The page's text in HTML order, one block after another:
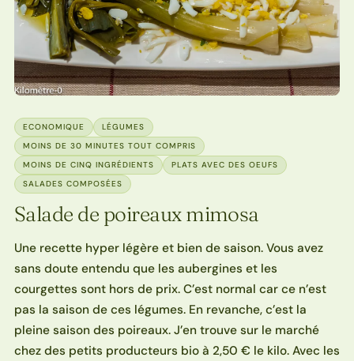
ECONOMIQUE
LÉGUMES
MOINS DE 30 MINUTES TOUT COMPRIS
MOINS DE CINQ INGRÉDIENTS
PLATS AVEC DES OEUFS
SALADES COMPOSÉES
Salade de poireaux mimosa
Une recette hyper légère et bien de saison. Vous avez
sans doute entendu que les aubergines et les
courgettes sont hors de prix. C’est normal car ce n’est
pas la saison de ces légumes. En revanche, c’est la
pleine saison des poireaux. J’en trouve sur le marché
chez des petits producteurs bio à 2,50 € le kilo. Avec les